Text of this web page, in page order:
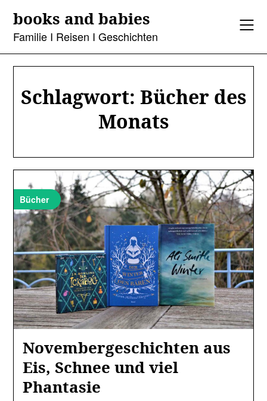
content
books and babies
Familie I Reisen I Geschichten
Schlagwort: Bücher des
Monats
Bücher
Novembergeschichten aus
Eis, Schnee und viel
Phantasie